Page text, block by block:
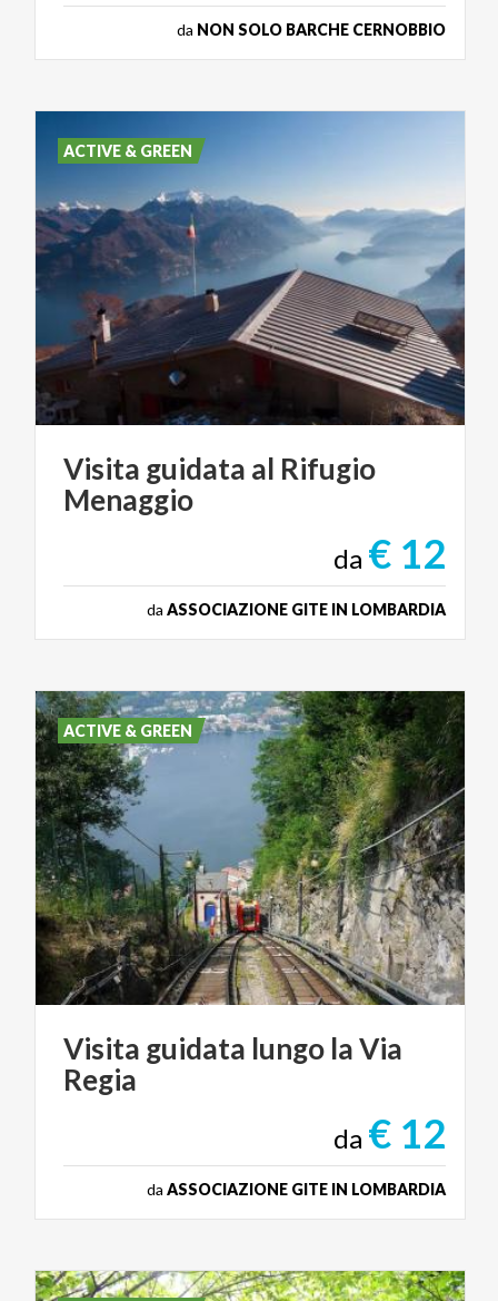
da NON SOLO BARCHE CERNOBBIO
Visita guidata al Rifugio
Menaggio
da € 12
da ASSOCIAZIONE GITE IN LOMBARDIA
ACTIVE & GREEN
Visita guidata lungo laVia
Regia
da € 12
da ASSOCIAZIONE GITE IN LOMBARDIA
ACTIVE & GREEN